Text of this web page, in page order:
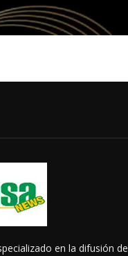
en la difusión de